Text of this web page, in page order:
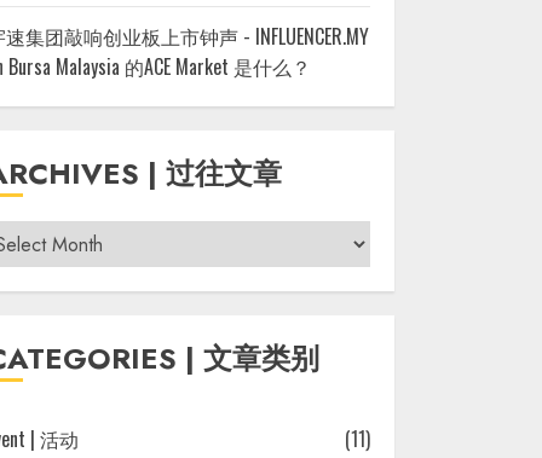
集团敲响创业板上市钟声 - INFLUENCER.MY
Bursa Malaysia 的ACE Market 是什么？
| 过往文章
| 文章类别
| 活动
(11)